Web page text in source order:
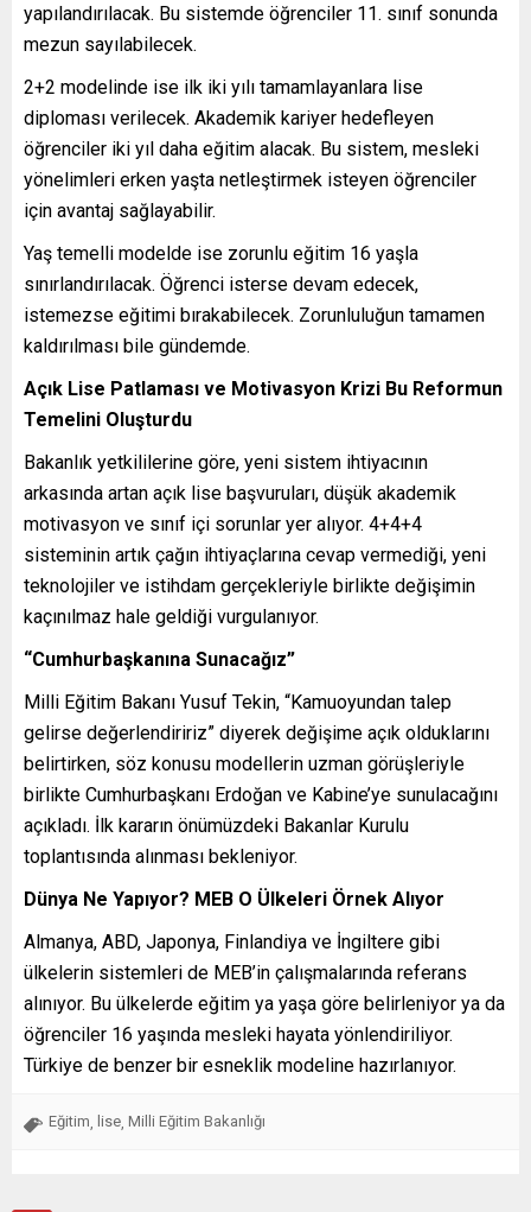
yapılandırılacak. Bu sistemde öğrenciler 11. sınıf sonunda
mezun sayılabilecek.
2+2 modelinde ise ilk iki yılı tamamlayanlara lise
diploması verilecek. Akademik kariyer hedefleyen
öğrenciler iki yıl daha eğitim alacak. Bu sistem, mesleki
yönelimleri erken yaşta netleştirmek isteyen öğrenciler
için avantaj sağlayabilir.
Yaş temelli modelde ise zorunlu eğitim 16 yaşla
sınırlandırılacak. Öğrenci isterse devam edecek,
istemezse eğitimi bırakabilecek. Zorunluluğun tamamen
kaldırılması bile gündemde.
Açık Lise Patlaması ve Motivasyon Krizi Bu Reformun
Temelini Oluşturdu
Bakanlık yetkililerine göre, yeni sistem ihtiyacının
arkasında artan açık lise başvuruları, düşük akademik
motivasyon ve sınıf içi sorunlar yer alıyor. 4+4+4
sisteminin artık çağın ihtiyaçlarına cevap vermediği, yeni
teknolojiler ve istihdam gerçekleriyle birlikte değişimin
kaçınılmaz hale geldiği vurgulanıyor.
“Cumhurbaşkanına Sunacağız”
Milli Eğitim Bakanı Yusuf Tekin, “Kamuoyundan talep
gelirse değerlendiririz” diyerek değişime açık olduklarını
belirtirken, söz konusu modellerin uzman görüşleriyle
birlikte Cumhurbaşkanı Erdoğan ve Kabine’ye sunulacağını
açıkladı. İlk kararın önümüzdeki Bakanlar Kurulu
toplantısında alınması bekleniyor.
Dünya Ne Yapıyor? MEB O Ülkeleri Örnek Alıyor
Almanya, ABD, Japonya, Finlandiya ve İngiltere gibi
ülkelerin sistemleri de MEB’in çalışmalarında referans
alınıyor. Bu ülkelerde eğitim ya yaşa göre belirleniyor ya da
öğrenciler 16 yaşında mesleki hayata yönlendiriliyor.
Türkiye de benzer bir esneklik modeline hazırlanıyor.
Eğitim lise Milli Eğitim Bakanlığı